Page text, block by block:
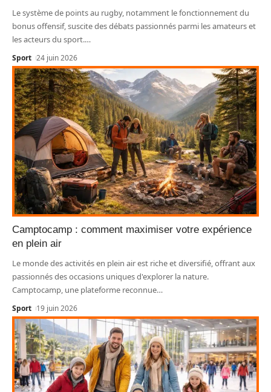
Le système de points au rugby, notamment le fonctionnement du
bonus offensif, suscite des débats passionnés parmi les amateurs et
les acteurs du sport.…
Sport 24 juin 2026
Camptocamp : comment maximiser votre expérience
en plein air
Le monde des activités en plein air est riche et diversifié, offrant aux
passionnés des occasions uniques d'explorer la nature.
Camptocamp, une plateforme reconnue…
Sport 19 juin 2026